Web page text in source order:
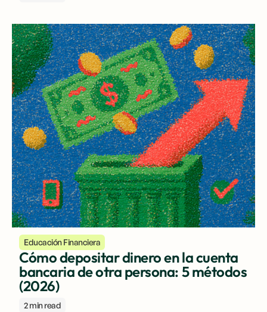
Educación Financiera
Cómo depositar dinero en la cuenta
bancaria de otra persona: 5 métodos
(2026)
2 min read